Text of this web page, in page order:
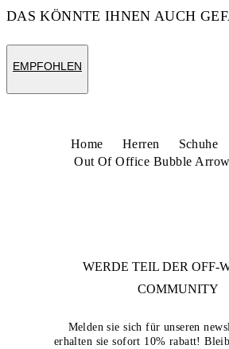
DAS KÖNNTE IHNEN AUCH
EMPFOHLEN
Home Herren Schuhe
Out Of Office Bubble Arrow
WERDE TEIL DER OFF-
COMMUNITY
Melden sie sich für unseren
erhalten sie sofort 10% rabatt!